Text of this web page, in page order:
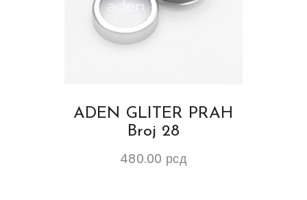
ADEN GLITER PRAH
Broj 28
480.00 рсд